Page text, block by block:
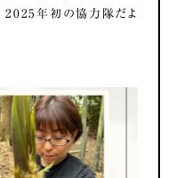
年初の協力隊だよ